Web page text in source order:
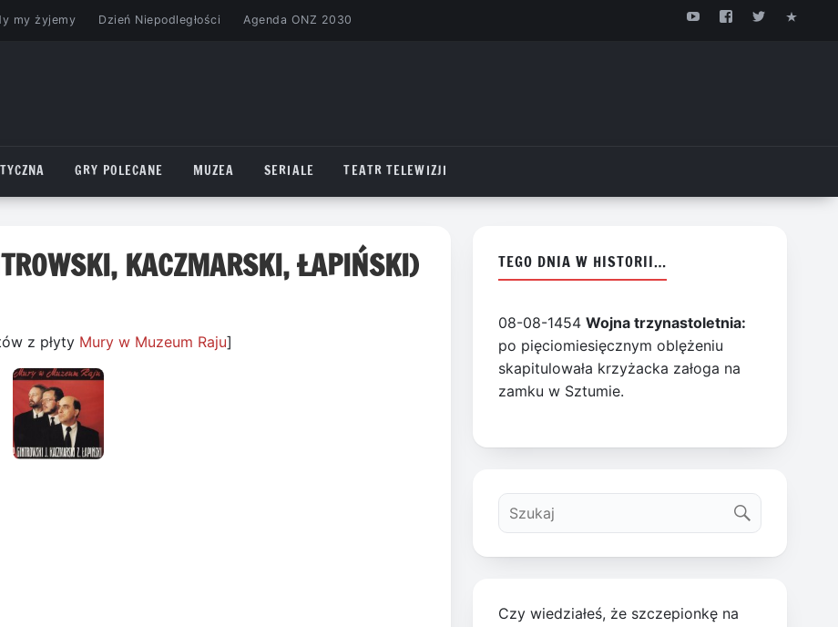
my żyjemy Dzień Niepodległości Agenda ONZ 2030
GRY POLECANE MUZEA SERIALE TEATR TELEWIZJI
KACZMARSKI, ŁAPIŃSKI)
z płyty Mury w Muzeum Raju]
TEGO DNIA W HISTORII…
08-08-1454Wojna trzynastoletnia:
po pięciomiesięcznym oblężeniu
skapitulowała krzyżacka załoga na
zamku w Sztumie.
Czy wiedziałeś, że szczepionkę na